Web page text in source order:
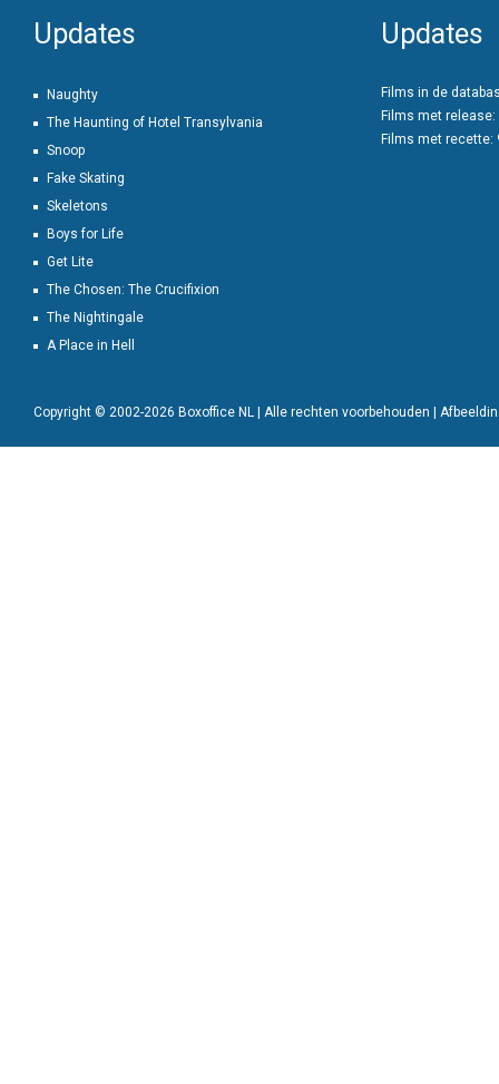
Updates
Naughty
The Haunting of Hotel Transylvania
Snoop
Fake Skating
Skeletons
Boys for Life
Get Lite
The Chosen: The Crucifixion
The Nightingale
A Place in Hell
Updates
Films in de
Films met release:
Films met recette:
Copyright © 2002-2026 Boxoffice NL | Alle rechten voorbehouden |